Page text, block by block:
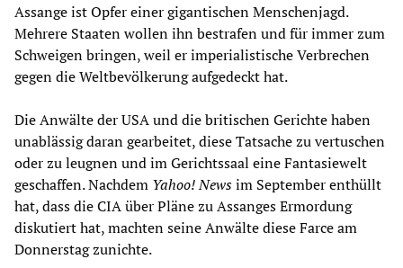
Assange ist Opfer einer gigantischen Menschenjagd.
Mehrere Staaten wollen ihn bestrafen und für immer zum
Schweigen bringen, weil er imperialistische Verbrechen
gegen die Weltbevölkerung aufgedeckt hat.
Die Anwälte der USA und die britischen Gerichte haben
unablässig daran gearbeitet, diese Tatsache zu vertuschen
oder zu leugnen und im Gerichtssaal eine Fantasiewelt
geschaffen. Nachdem Yahoo! Newsim September enthüllt
hat, dass die CIA über Pläne zu Assanges Ermordung
diskutiert hat, machten seine Anwälte diese Farce am
Donnerstag zunichte.